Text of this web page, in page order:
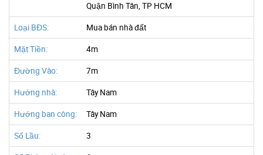
Quận Bình Tân, TP HCM
Loại BĐS: Mua bán nhà đất
Mặt Tiền: 4m
Đường Vào: 7m
Hướng nhà: Tây Nam
Hướng ban công: Tây Nam
Số Lầu: 3